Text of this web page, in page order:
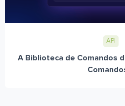
API
A Biblioteca de Comandos